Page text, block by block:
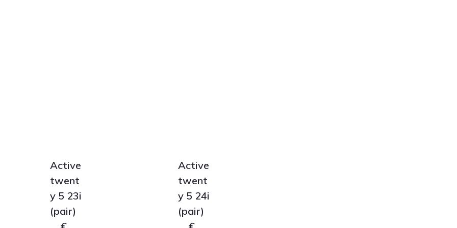
Active
twent
y 5 23i
(pair)
Active
twent
y 5 24i
(pair)